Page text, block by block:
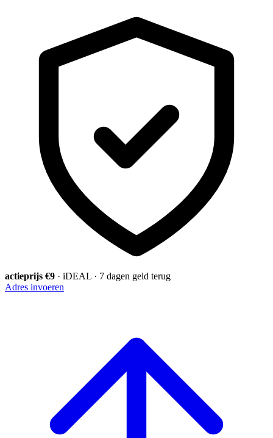
actieprijs €9 · iDEAL · 7 dagen geld terug
Adres invoeren